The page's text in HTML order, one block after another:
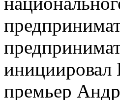
инициировал
премьер